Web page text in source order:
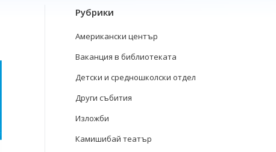
Рубрики
Американски център
Ваканция в библиотеката
Детски и средношколски отдел
Други събития
Изложби
Камишибай театър